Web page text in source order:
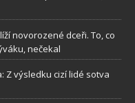
novorozené dceři. To, co
nečekal
Z výsledku cizí lidé sotva